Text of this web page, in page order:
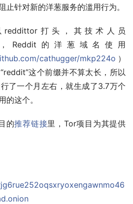
止针对新的洋葱服务的滥用行为。
reddittor打头，其技术人员
Reddit的洋葱域名使用
cathugger/mkp224o ）
这个前缀并不算太长，所以
了一个月左右，就生成了3.7万个
的这个。
的推荐链接里，Tor项目为其提供